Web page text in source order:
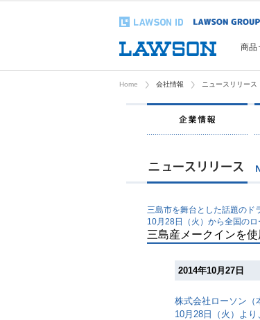
商品
Home 会社情報 ニュースリリース
三島市を舞台とした話題のド
10月28日（火）から全国の
三島産メークインを
2014年10月27日
株式会社ローソン（
10月28日（火）よ